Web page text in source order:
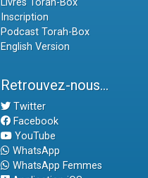
Livres Torah-Box
Inscription
Podcast Torah-Box
English Version
Retrouvez-nous...
Twitter
Facebook
YouTube
WhatsApp
WhatsApp Femmes